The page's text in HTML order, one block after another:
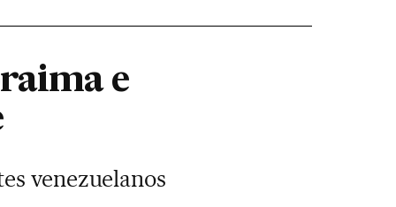
e
venezuelanos